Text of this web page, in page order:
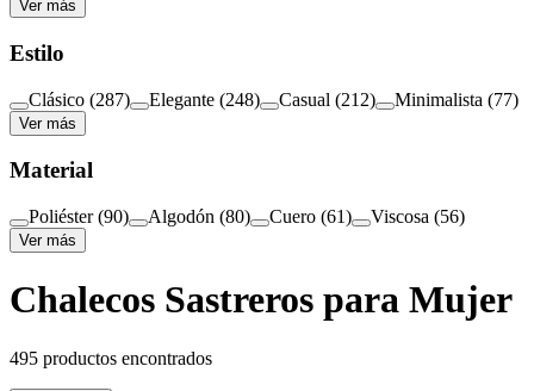
Ver más
Estilo
Clásico (287) Elegante (248) Casual (212) Minimalista (77)
Ver más
Material
Poliéster (90) Algodón (80) Cuero (61) Viscosa (56)
Ver más
Chalecos Sastreros para Mujer
495 productos encontrados